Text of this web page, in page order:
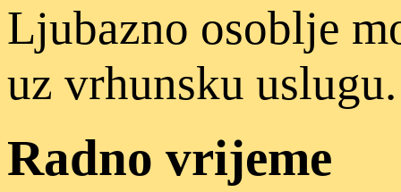
Ljubazno osoblje
uz vrhunsku uslugu.
Radno vrijeme